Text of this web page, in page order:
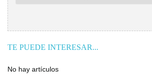
TE PUEDE INTERESAR...
No hay artículos